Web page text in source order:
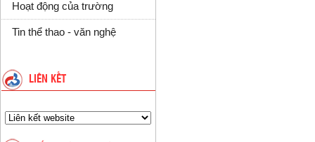
Hoạt động của trường
Tin thể thao - văn nghệ
LIÊN KẾT